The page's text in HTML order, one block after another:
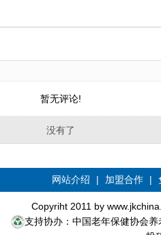
暂无评论!
没有了
网站介绍 | 加盟合作 |
Copyriht 2011 by
支持协办：中国老年保健协会